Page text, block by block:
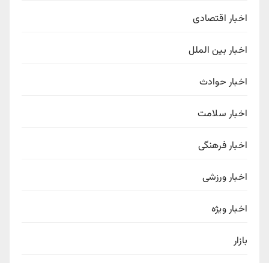
اخبار اقتصادی
اخبار بین الملل
اخبار حوادث
اخبار سلامت
اخبار فرهنگی
اخبار ورزشی
اخبار ویژه
بازار